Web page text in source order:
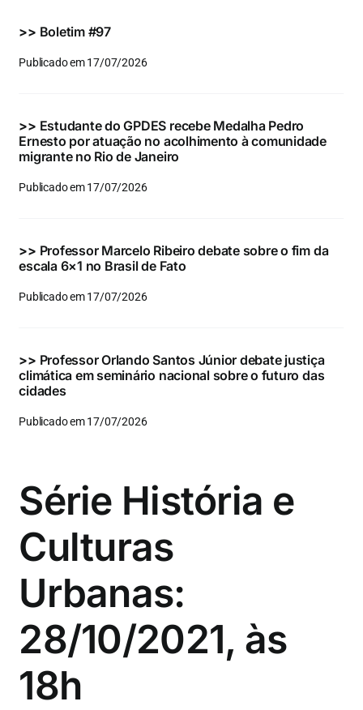
para:
>> Boletim #97
Publicado em 17/07/2026
>> Estudante do GPDES recebe Medalha Pedro
Ernesto por atuação no acolhimento à comunidade
migrante no Rio de Janeiro
Publicado em 17/07/2026
>> Professor Marcelo Ribeiro debate sobre o fim da
escala 6×1 no Brasil de Fato
Publicado em 17/07/2026
>> Professor Orlando Santos Júnior debate justiça
climática em seminário nacional sobre o futuro das
cidades
Publicado em 17/07/2026
Série História e
Culturas
Urbanas:
28/10/2021, às
18h